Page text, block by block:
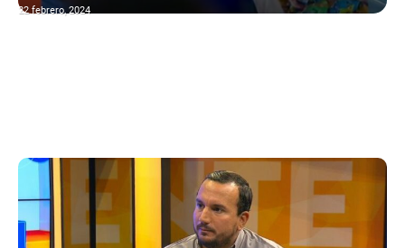
22 febrero, 2024